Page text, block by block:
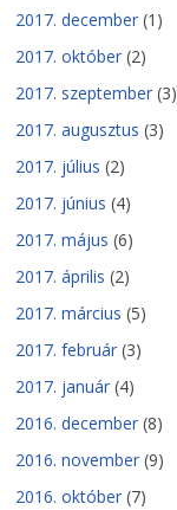
2017. december (1)
2017. október (2)
2017. szeptember (3)
2017. augusztus (3)
2017. július (2)
2017. június (4)
2017. május (6)
2017. április (2)
2017. március (5)
2017. február (3)
2017. január (4)
2016. december (8)
2016. november (9)
2016. október (7)